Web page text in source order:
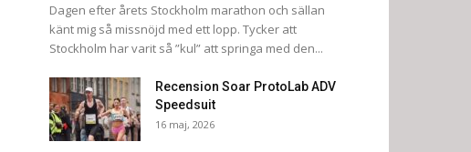
Dagen efter årets Stockholm marathon och sällan
känt mig så missnöjd med ett lopp. Tycker att
Stockholm har varit så ”kul” att springa med den...
Recension Soar ProtoLab ADV
Speedsuit
16 maj, 2026